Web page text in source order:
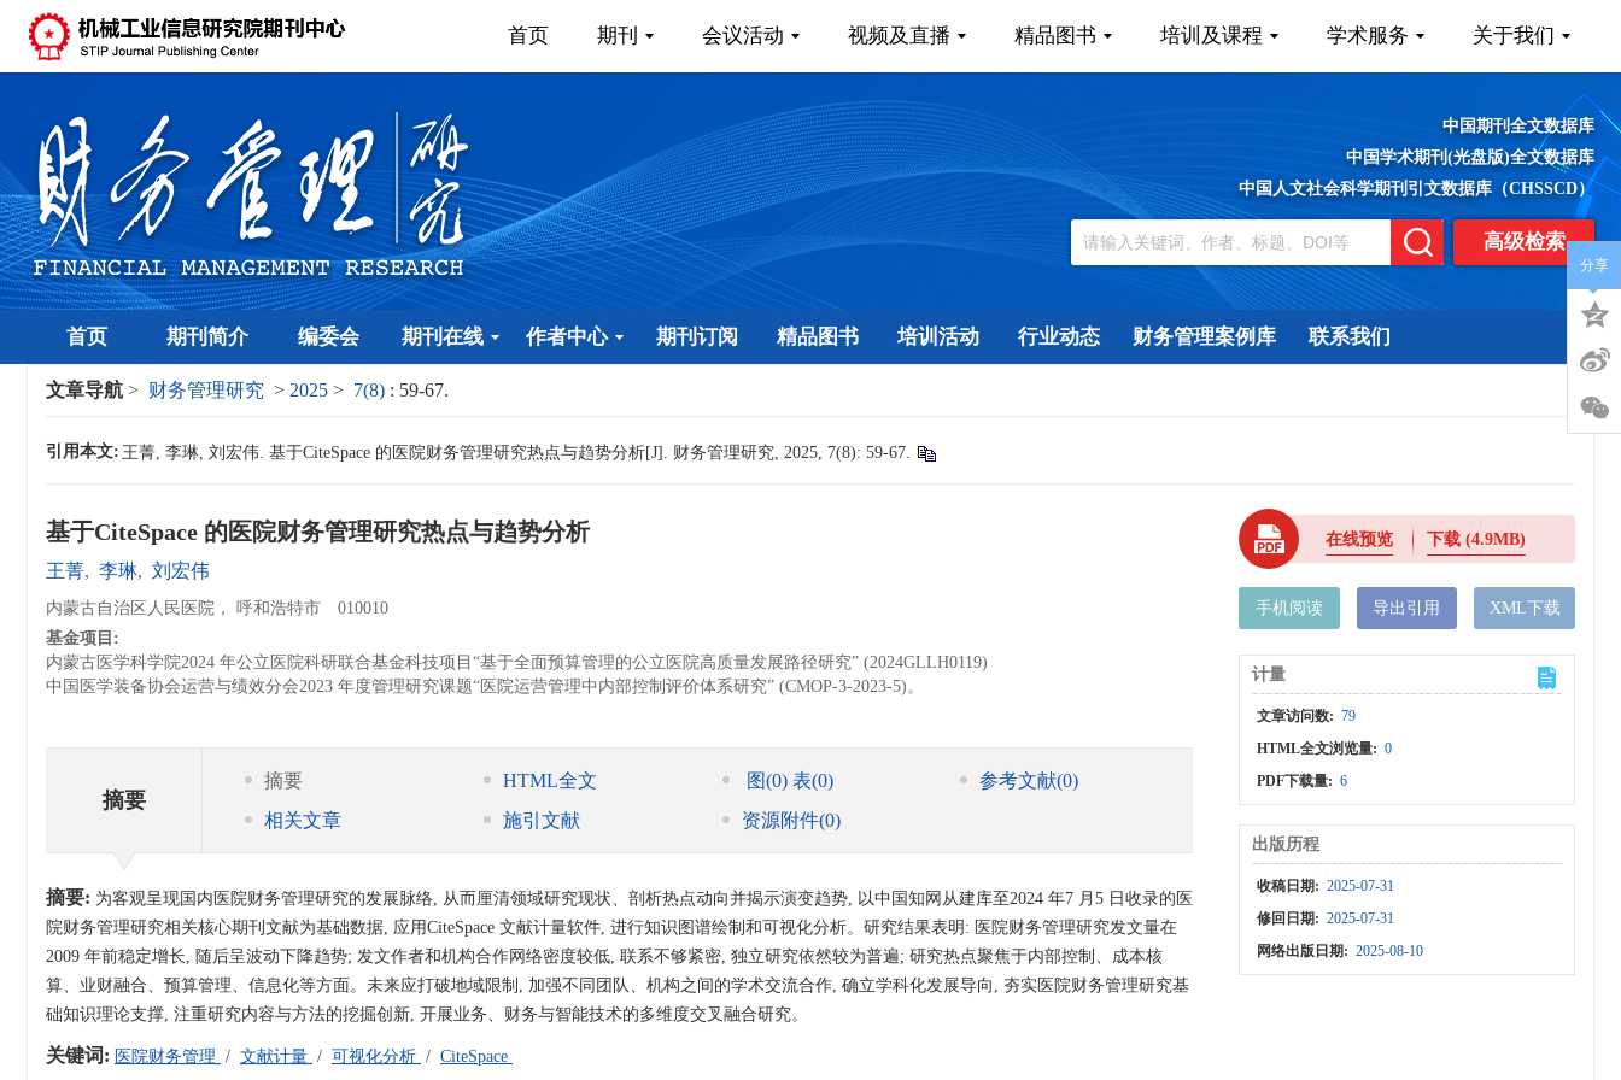
首页 期刊 会议活动 视频及直播 精品图书 培训及课程 学术服务 关于我们
中国期刊全文数据库
中国学术期刊(光盘版)全文数据库
中国人文社会科学期刊引文数据库（CHSSCD）
高级检索
首页 期刊简介 编委会 期刊在线 作者中心 期刊订阅 精品图书 培训活动 行业动态 财务管理案例库 联系我们
文章导航 > 财务管理研究 > 2025 > 7(8) : 59-67.
引用本文: 王菁, 李琳, 刘宏伟. 基于CiteSpace 的医院财务管理研究热点与趋势分析[J]. 财务管理研究, 2025, 7(8): 59-67.
基于CiteSpace 的医院财务管理研究热点与趋势分析
王菁, 李琳, 刘宏伟
内蒙古自治区人民医院， 呼和浩特市 010010
基金项目:
内蒙古医学科学院2024 年公立医院科研联合基金科技项目“基于全面预算管理的公立医院高质量发展路径研究” (2024GLLH0119)
中国医学装备协会运营与绩效分会2023 年度管理研究课题“医院运营管理中内部控制评价体系研究” (CMOP-3-2023-5)。
摘要
摘要 HTML全文 图(0)表(0) 参考文献(0)
相关文章
施引文献 资源附件(0)
摘要: 为客观呈现国内医院财务管理研究的发展脉络, 从而厘清领域研究现状、剖析热点动向并揭示演变趋势, 以中国知网从建库至2024 年7 月5 日收录的医
院财务管理研究相关核心期刊文献为基础数据, 应用CiteSpace 文献计量软件, 进行知识图谱绘制和可视化分析。研究结果表明: 医院财务管理研究发文量在
2009 年前稳定增长, 随后呈波动下降趋势; 发文作者和机构合作网络密度较低, 联系不够紧密, 独立研究依然较为普遍; 研究热点聚焦于内部控制、成本核
算、业财融合、预算管理、信息化等方面。未来应打破地域限制, 加强不同团队、机构之间的学术交流合作, 确立学科化发展导向, 夯实医院财务管理研究基
础知识理论支撑, 注重研究内容与方法的挖掘创新, 开展业务、财务与智能技术的多维度交叉融合研究。
关键词: 医院财务管理 / 文献计量 / 可视化分析 / CiteSpace
在线预览 下载(4.9MB)
手机阅读 导出引用 XML下载
计量
文章访问数: 79
HTML全文浏览量: 0
PDF下载量: 6
出版历程
收稿日期: 2025-07-31
修回日期: 2025-07-31
网络出版日期: 2025-08-10
分享